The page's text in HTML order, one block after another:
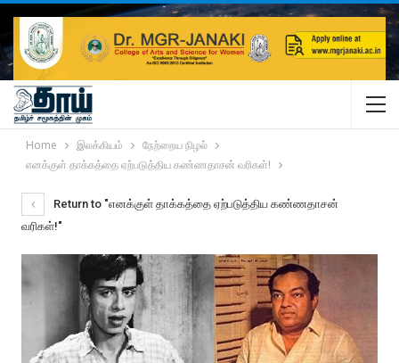
Home இலக்கியம்
நேற்றைய நிழல்
எனக்குள் தாக்கத்தை ஏற்படுத்திய கண்ணதாசன் வரிகள்!
Return to "எனக்குள் தாக்கத்தை ஏற்படுத்திய கண்ணதாசன்
வரிகள்!"